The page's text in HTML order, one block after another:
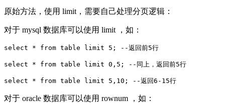
原始方法，使用 limit，需要自己处理分页逻辑：
对于 mysql 数据库可以使用 limit ，如：
select * from table limit 5; --返回前5行
select * from table limit 0,5; --同上，返回前5行
对于 oracle 数据库可以使用 rownum ，如：